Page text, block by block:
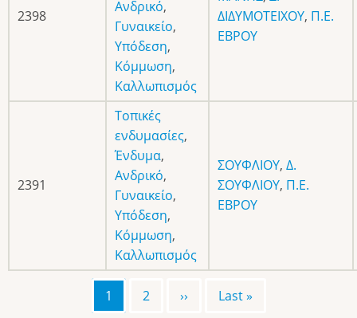
2398
Ανδρικό,
Γυναικείο,
Υπόδεση,
Κόμμωση,
Καλλωπισμός
ΔΙΔΥΜΟΤΕΙΧΟΥ, Π.Ε.
ΕΒΡΟΥ
2391
Τοπικές
ενδυμασίες,
Ένδυμα,
Ανδρικό,
Γυναικείο,
Υπόδεση,
Κόμμωση,
Καλλωπισμός
ΣΟΥΦΛΙΟΥ, Δ.
ΣΟΥΦΛΙΟΥ, Π.Ε.
ΕΒΡΟΥ
ΣελιδοποίησηΤρέχουσα
1 Σελίδα
2
Next
››
Last
Last »